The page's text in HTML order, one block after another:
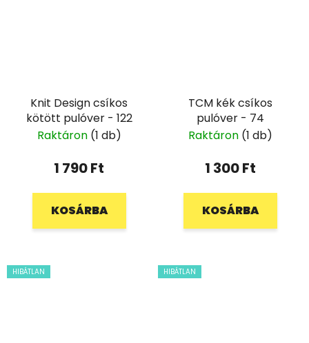
Knit Design csíkos
kötött pulóver - 122
Raktáron (1 db)
1 790 Ft
KOSÁRBA
TCM kék csíkos
pulóver - 74
Raktáron (1 db)
1 300 Ft
KOSÁRBA
HIBÁTLAN HIBÁTLAN